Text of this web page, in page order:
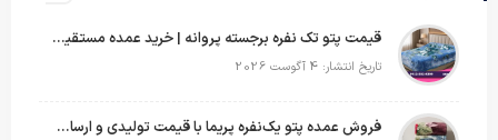
قیمت پتو تک نفره برجسته پروانه | خرید عمده مستقیم با بهترین قیمت بازار
تاریخ انتشار: 4 آگوست 2026
فروش عمده پتو یک‌نفره پریما با قیمت تولیدی و ارسال به سراسر کشور